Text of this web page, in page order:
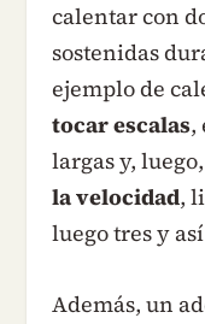
calentar con
sostenidas
ejemplo de
tocar escalas,
largas y, luego,
la velocidad,
luego tres y
Además, un